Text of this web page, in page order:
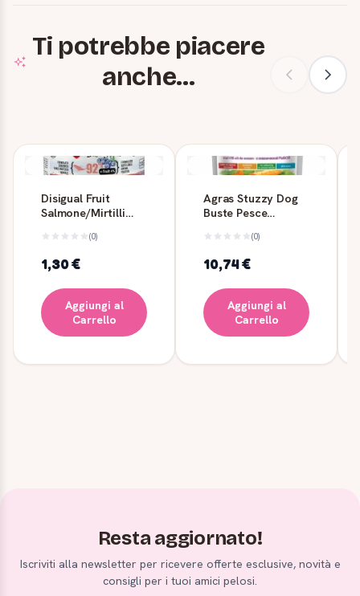
Ti potrebbe piacere
anche...
Disigual Fruit
Salmone/Mirtilli
(0)
1,30 €
Aggiungi al
Carrello
Agras Stuzzy Dog
Buste Pesce
x 100 g
(0)
10,74 €
Aggiungi al
Carrello
Resta aggiornato!
Iscriviti alla newsletter per ricevere offerte esclusive, novità e
consigli per i tuoi amici pelosi.